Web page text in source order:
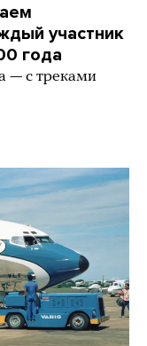
участник
года
— с треками